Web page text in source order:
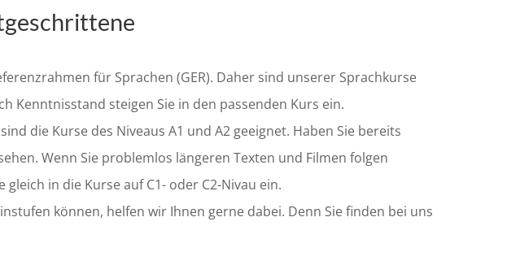
für Sprachen (GER). Daher sind unserer Sprachkurse
Kenntnisstand steigen Sie in den passenden Kurs ein.
die Kurse des Niveaus A1 und A2 geeignet. Haben Sie bereits
Wenn Sie problemlos längeren Texten und Filmen folgen
in die Kurse auf C1- oder C2-Nivau ein.
können, helfen wir Ihnen gerne dabei. Denn Sie finden bei uns